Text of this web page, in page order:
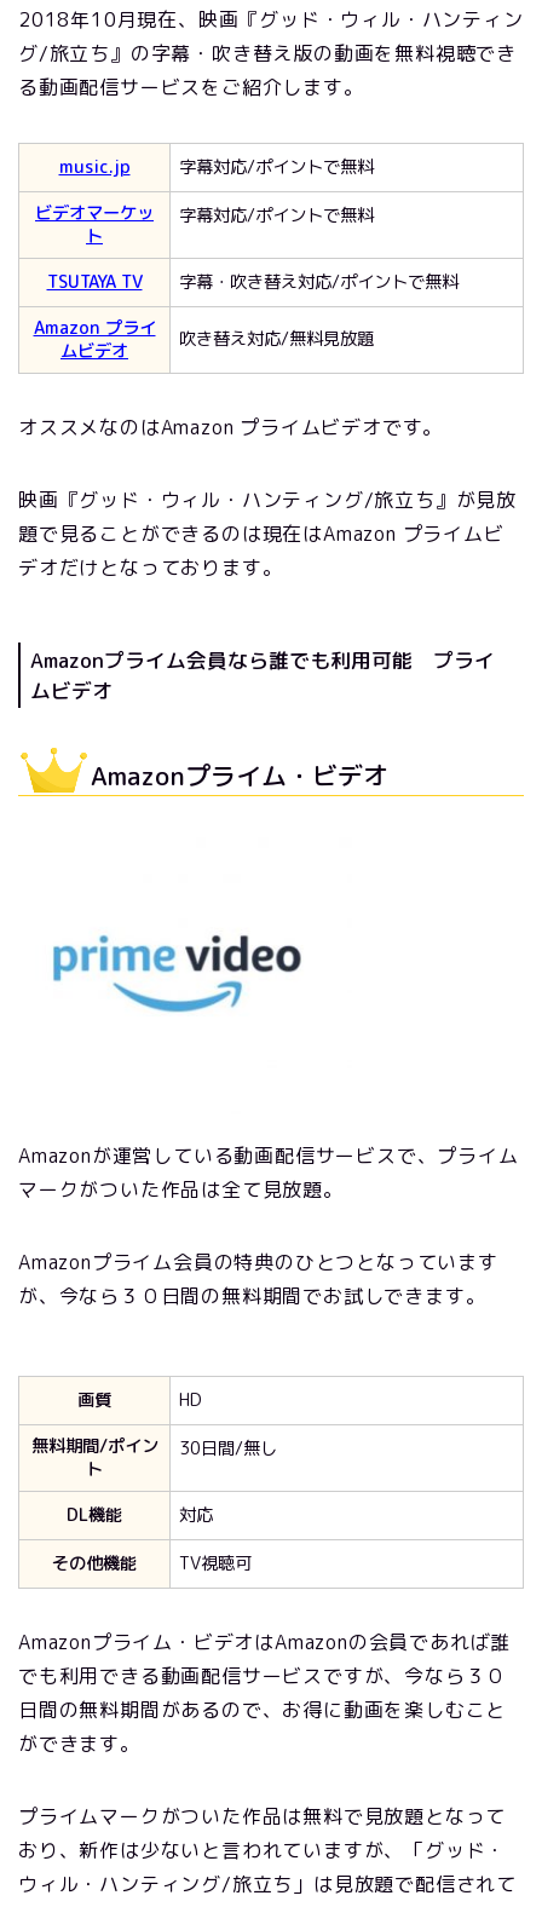
2018年10月現在、映画『グッド・ウィル・ハンティン
グ/旅立ち』の字幕・吹き替え版の動画を無料視聴でき
る動画配信サービスをご紹介します。
music.jp
字幕対応/ポイントで無料
ビデオマーケッ
ト
字幕対応/ポイントで無料
TSUTAYA TV
字幕・吹き替え対応/ポイントで無料
Amazon プライ
ムビデオ
吹き替え対応/無料見放題
オススメなのはAmazon プライムビデオです。
映画『グッド・ウィル・ハンティング/旅立ち』が見放
題で見ることができるのは現在はAmazon プライムビ
デオだけとなっております。
Amazonプライム会員なら誰でも利用可能 プライ
ムビデオ
Amazonプライム・ビデオ
Amazonが運営している動画配信サービスで、プライム
マークがついた作品は全て見放題。
Amazonプライム会員の特典のひとつとなっています
が、今なら３０日間の無料期間でお試しできます。
画質
HD
無料期間/ポイン
ト
30日間/無し
DL機能
対応
その他機能
TV視聴可
Amazonプライム・ビデオはAmazonの会員であれば誰
でも利用できる動画配信サービスですが、今なら３０
日間の無料期間があるので、お得に動画を楽しむこと
ができます。
プライムマークがついた作品は無料で見放題となって
おり、新作は少ないと言われていますが、「グッド・
ウィル・ハンティング/旅立ち」は見放題で配信されて